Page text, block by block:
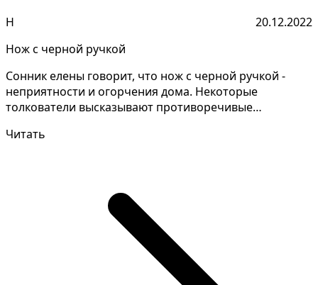
Н
20.12.2022
Нож с черной ручкой
Сонник елены говорит, что нож с черной ручкой -
неприятности и огорчения дома. Некоторые
толкователи высказывают противоречивые
Читать